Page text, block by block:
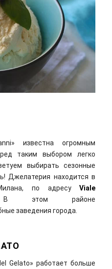
известна огромным
таким выбором легко
выбирать сезонные
Джелатерия находится в
Милана, по адресуViale
районе
заведения города.
Gelato» работает больше